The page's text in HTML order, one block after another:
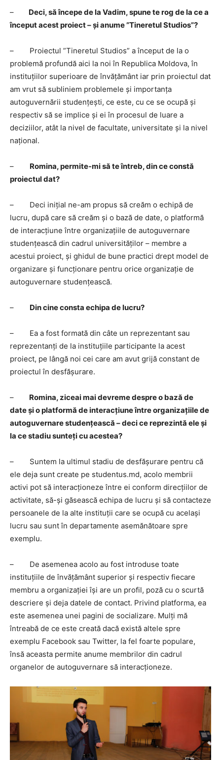
–
Deci, să începe de la Vadim, spune te rog de la ce a
început acest proiect – și anume ”Tineretul Studios”?
– Proiectul ”Tineretul Studios” a început de la o
problemă profundă aici la noi în Republica Moldova, în
instituțiilor superioare de învățământ iar prin proiectul dat
am vrut să subliniem problemele și importanța
autoguvernării studențești, ce este, cu ce se ocupă și
respectiv să se implice și ei în procesul de luare a
deciziilor, atât la nivel de facultate, universitate și la nivel
național.
– Romina, permite-mi să te întreb, din ce constă
proiectul dat?
– Deci inițial ne-am propus să creăm o echipă de
lucru, după care să creăm și o bază de date, o platformă
de interacțiune între organizațiile de autoguvernare
studențească din cadrul universităților – membre a
acestui proiect, și ghidul de bune practici drept model de
organizare și funcționare pentru orice organizație de
autoguvernare studențească.
– Din cine consta echipa de lucru?
– Ea a fost formată din câte un reprezentant sau
reprezentanți de la instituțiile participante la acest
proiect, pe lângă noi cei care am avut grijă constant de
proiectul în desfășurare.
–
Romina, ziceai mai devreme despre o bază de
date și o platformă de interacțiune între organizațiile de
autoguvernare studențească – deci ce reprezintă ele și
la ce stadiu sunteți cu acestea?
– Suntem la ultimul stadiu de desfășurare pentru că
ele deja sunt create pe studentus.md, acolo membrii
activi pot să interacționeze între ei conform direcțiilor de
activitate, să-și găsească echipa de lucru și să contacteze
persoanele de la alte instituții care se ocupă cu același
lucru sau sunt în departamente asemănătoare spre
exemplu.
– De asemenea acolo au fost introduse toate
instituțiile de învățământ superior și respectiv fiecare
membru a organizației își are un profil, poză cu o scurtă
descriere și deja datele de contact. Privind platforma, ea
este asemenea unei pagini de socializare. Mulți mă
întreabă de ce este creată dacă există altele spre
exemplu Facebook sau Twitter, la fel foarte populare,
însă aceasta permite anume membrilor din cadrul
organelor de autoguvernare să interacționeze.